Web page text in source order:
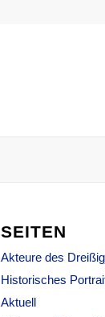
SEITEN
Akteure des
Historisches
Aktuell